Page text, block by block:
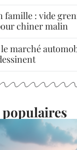
famille : vide
chiner malin
le marché